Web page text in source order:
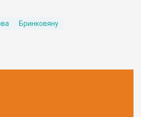
Бринковяну